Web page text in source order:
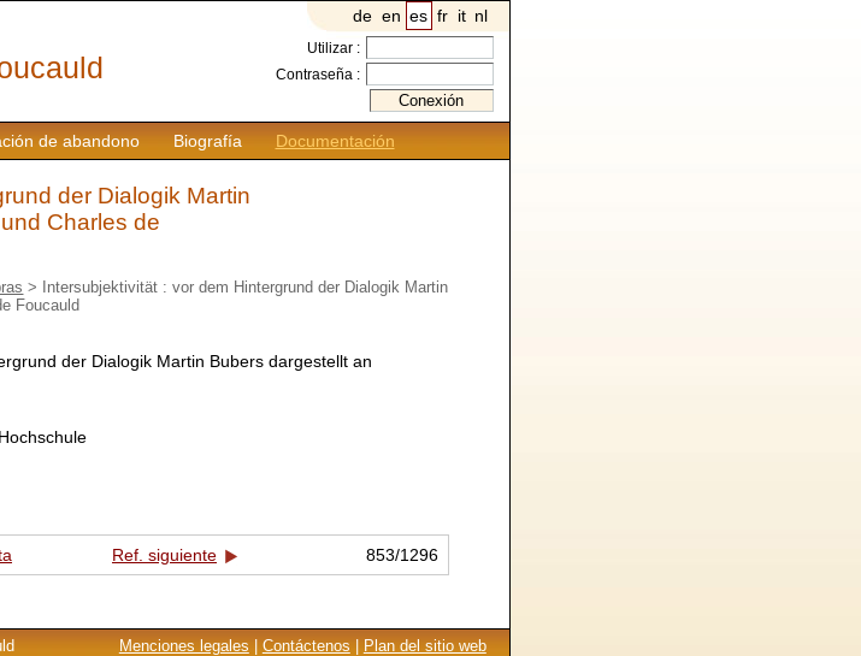
de abandono Biografía Documentación
de en es fr it nl
Utilizar :
Contraseña :
der Dialogik Martin
Charles de
> Intersubjektivität : vor dem Hintergrund der Dialogik Martin
Foucauld
der Dialogik Martin Bubers dargestellt an
Ref. siguiente 853/1296
Menciones legales Contáctenos Plan del sitio web